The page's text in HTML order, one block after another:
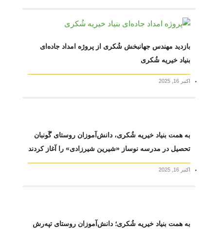
بازدید مهندس جهانبخش شُکری از پروژه امداد جاده‌ای
بنیاد خیریه شُکری
اکتبر 16, 2025
به همت بنیاد خیریه شُکری، دانش‌آموزان روستای گَونبان
تحصیل در مدرسه نوساز «شیرین شیرزادی» را آغاز کردند
اکتبر 16, 2025
به همت بنیاد خیریه شُکری؛ دانش‌آموزان روستای تپه‌رش